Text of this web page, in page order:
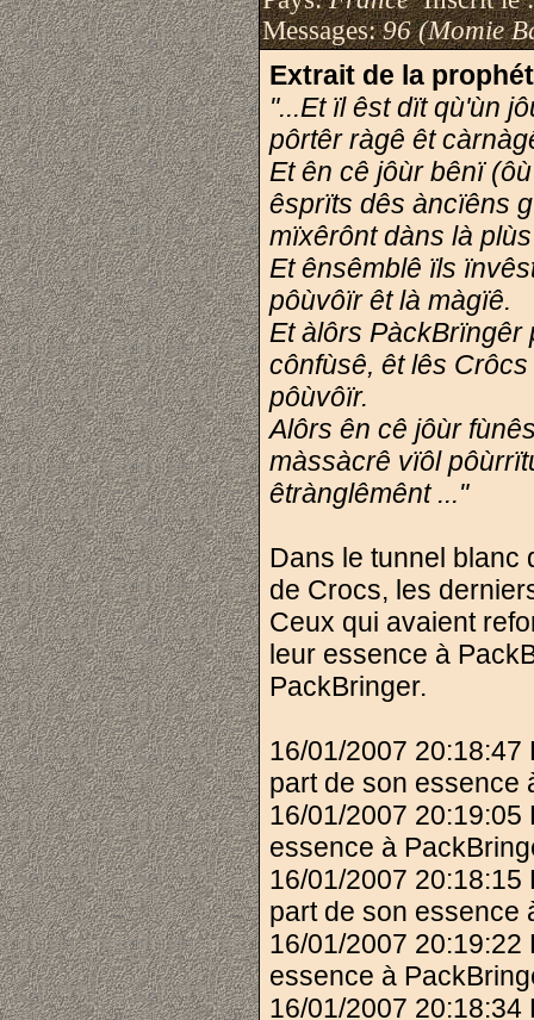
Messages:96 (Momie
Extrait de la
"...Et ïl êst dït qù'ùn
pôrtêr ràgê êt
Et ên cê jôùr bênï
êsprïts dês àncïêns
mïxêrônt dàns là
Et ênsêmblê ïls
pôùvôïr êt là màgïê.
Et àlôrs
cônfùsê, êt lês
pôùvôïr.
Alôrs ên cê jôùr
màssàcrê vïôl
êtrànglêmênt ..."
Dans le tunnel blanc
de Crocs, les
Ceux qui avaient
leur essence à
PackBringer.
16/01/2007 20:18:47
part de son essence
16/01/2007
essence à
16/01/2007
part de son essence
16/01/2007
essence à
16/01/2007